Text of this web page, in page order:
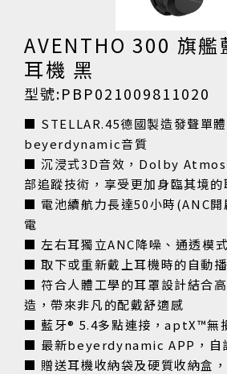
Work & Learn
商務與學習
About
AVENTHO 300 旗艦
耳機 黑
型號:PBP021009811020
■ STELLAR.45德國製造發聲單
beyerdynamic音質
■ 沉浸式3D音效，Dolby
部追蹤技術，享受更加身臨其境的
■ 電池續航力長達50小時(ANC開
電
■ 左右耳獨立ANC降噪、通透模式
■ 取下或重新戴上耳機時的自動
■ 符合人體工學的耳罩設計結合
造，帶來非凡的配戴舒適感
■ 藍牙® 5.4多點連接，aptX™無
■ 最新beyerdynamic APP，自
■ 贈送耳機收納袋及硬質收納盒